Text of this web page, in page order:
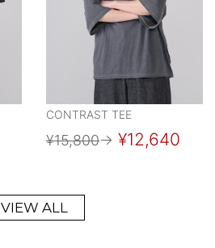
CONTRAST TEE
¥15,800→ ¥12,640
VIEW ALL